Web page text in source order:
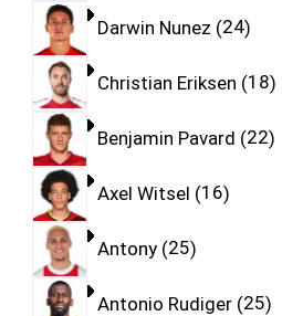
Darwin Nunez 24
Christian Eriksen 18
Benjamin Pavard 22
Axel Witsel 16
Antony 25
Antonio Rudiger 25